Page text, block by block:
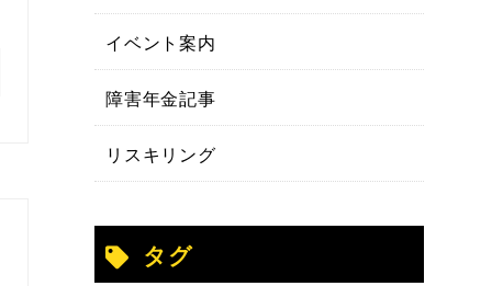
イベント案内
障害年金記事
リスキリング
タグ